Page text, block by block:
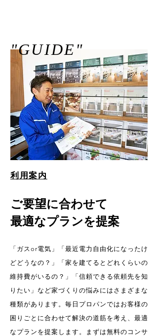
「ガスor電気」「最近電力自由化になったけ
どどうなの？」「家を建てるとどれくらいの
維持費がいるの？」「信頼できる依頼先を知
りたい」など家づくりの悩みにはさまざまな
種類があります。毎日プロパンではお客様の
困りごとに合わせて解決の道筋を考え、最適
なプランを提案します。まずは無料のコンサ
"GUIDE"
利用案内
ご要望に合わせて
最適なプランを提案